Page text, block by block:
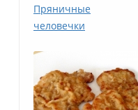
Пряничные
человечки